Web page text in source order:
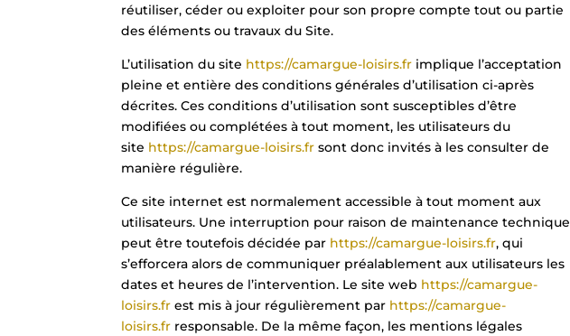
réutiliser, céder ou exploiter pour son propre compte tout ou partie
des éléments ou travaux du Site.
L’utilisation du site https://camargue-loisirs.fr implique l’acceptation
pleine et entière des conditions générales d’utilisation ci-après
décrites. Ces conditions d’utilisation sont susceptibles d’être
modifiées ou complétées à tout moment, les utilisateurs du
site https://camargue-loisirs.fr sont donc invités à les consulter de
manière régulière.
Ce site internet est normalement accessible à tout moment aux
utilisateurs. Une interruption pour raison de maintenance technique
peut être toutefois décidée par https://camargue-loisirs.fr, qui
s’efforcera alors de communiquer préalablement aux utilisateurs les
dates et heures de l’intervention. Le site web https://camargue-
loisirs.fr est mis à jour régulièrement par https://camargue-
loisirs.fr responsable. De la même façon, les mentions légales